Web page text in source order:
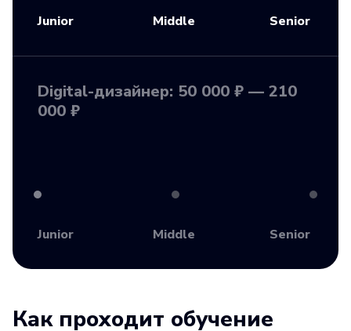
Junior Middle Senior
Digital-дизайнер: 50 000 ₽ — 210
000 ₽
Junior Middle Senior
Как проходит обучение